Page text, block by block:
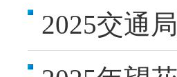
2025交通